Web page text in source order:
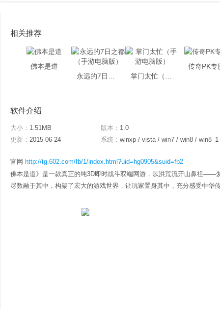
相关推荐
佛本是道
传奇PK专
软件介绍
大小： 1.51MB 版本： 1.0
更新： 2015-06-24 系统： winxp / vista / win7 / win8 / win8_1
官网 http://tg.602.com/fb/1/index.html?uid=hg0905&suid=fb2
佛本是道》是一款真正的纯3D即时战斗双端网游，以洪荒流开山鼻祖——
尽数融于其中，构架了宏大的游戏世界，让玩家置身其中，充分感受中华